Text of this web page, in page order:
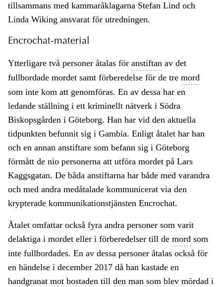
tillsammans med kammaråklagarna Stefan Lind och
Linda Wiking ansvarat för utredningen.
Encrochat-material
Ytterligare två personer åtalas för anstiftan av det
fullbordade mordet samt förberedelse för de tre mord
som inte kom att genomföras. En av dessa har en
ledande ställning i ett kriminellt nätverk i Södra
Biskopsgården i Göteborg. Han har vid den aktuella
tidpunkten befunnit sig i Gambia. Enligt åtalet har han
och en annan anstiftare som befann sig i Göteborg
förmått de nio personerna att utföra mordet på Lars
Kaggsgatan. De båda anstiftarna har både med varandra
och med andra medåtalade kommunicerat via den
krypterade kommunikationstjänsten Encrochat.
Åtalet omfattar också fyra andra personer som varit
delaktiga i mordet eller i förberedelser till de mord som
inte fullbordades. En av dessa personer åtalas också för
en händelse i december 2017 då han kastade en
handgranat mot bostaden till den man som blev mördad i